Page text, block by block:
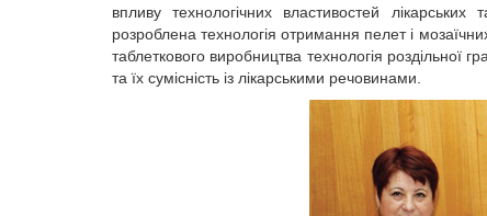
впливу технологічних властивостей
розроблена технологія отримання пелет і
таблеткового виробництва технологія роздільної
та їх сумісність із лікарськими речовинами.